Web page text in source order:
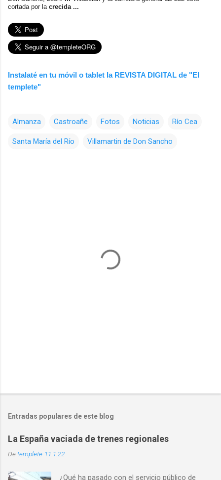
cortada por la crecida ...
Instalaté en tu móvil o tablet la REVISTA DIGITAL de "El
templete"
Almanza Castroañe Fotos Noticias Río Cea
Santa María del Río Villamartin de Don Sancho
Entradas populares de este blog
La España vaciada de trenes regionales
Detemplete 11.1.22
¿Qué ha pasado con el servicio público de